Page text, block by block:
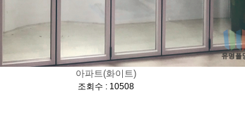
아파트(화이트)
조회수 : 10508]